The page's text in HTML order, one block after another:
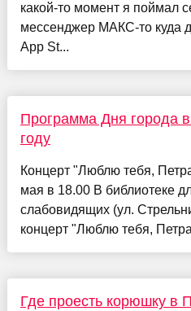
какой-то момент я поймал
мессенджер МАКС-то куда
App St...
Программа Дня города
году
Концерт "Люблю тебя,
мая в 18.00 В библиотеке
слабовидящих (ул.
концерт "Люблю тебя,
Где проесть корюшку в